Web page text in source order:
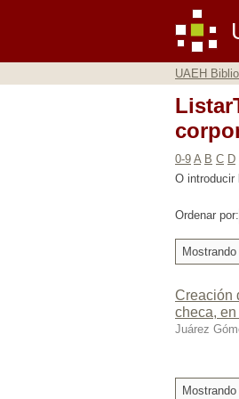
UAEH
0-9 A B C D
O introducir
Ordenar por:
Creación
checa,
Juárez